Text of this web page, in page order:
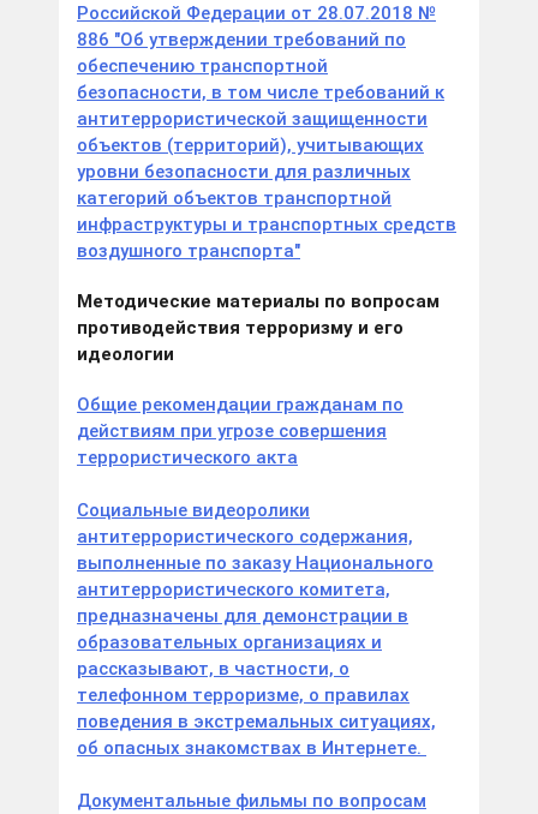
Российской Федерации от 28.07.2018 №
886 "Об утверждении требований по
обеспечению транспортной
безопасности, в том числе требований к
антитеррористической защищенности
объектов (территорий), учитывающих
уровни безопасности для различных
категорий объектов транспортной
инфраструктуры и транспортных средств
воздушного транспорта"
Методические материалы по вопросам
противодействия терроризму и его
идеологии
Общие рекомендации гражданам по
действиям при угрозе совершения
террористического акта
Социальные видеоролики
антитеррористического содержания,
выполненные по заказу Национального
антитеррористического комитета,
предназначены для демонстрации в
образовательных организациях и
рассказывают, в частности, о
телефонном терроризме, о правилах
поведения в экстремальных ситуациях,
об опасных знакомствах в Интернете.
Документальные фильмы по вопросам